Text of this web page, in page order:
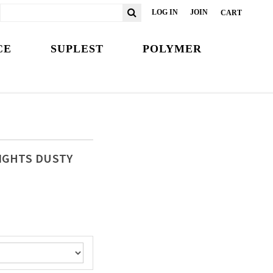
LOG IN JOIN CART
SUPLEST
POLYMER
DUSTY